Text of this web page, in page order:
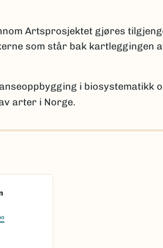
Artsprosjektet gjøres
som står bak kartleggingen
i biosystematikk
lenke)
arter i Norge.